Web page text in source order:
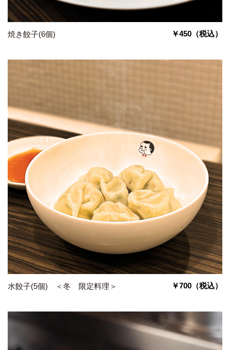
焼き餃子(6個) ￥450 （税込）
水餃子(5個) ＜冬 限定料理＞ ￥700 （税込）